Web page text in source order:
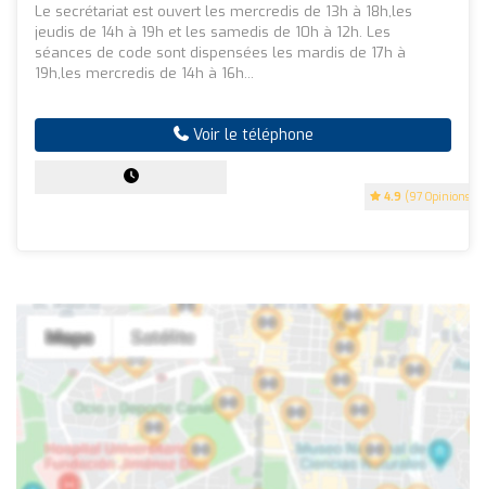
4.9 (97 Opinions)
Le secrétariat est ouvert les mercredis de 13h à 18h,les
jeudis de 14h à 19h et les samedis de 10h à 12h. Les
séances de code sont dispensées les mardis de 17h à
19h,les mercredis de 14h à 16h...
Voir le téléphone